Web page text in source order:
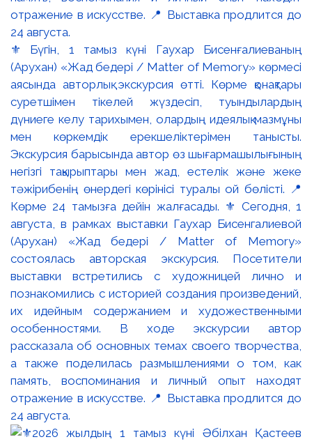
⚜️ Бүгін, 1 тамыз күні Гаухар Бисенғалиеваның
(Арухан) «Жад бедері / Matter of Memory» көрмесі
аясында авторлық экскурсия өтті. Көрме қонақтары
суретшімен тікелей жүздесіп, туындылардың
дүниеге келу тарихымен, олардың идеялық мазмұны
мен көркемдік ерекшеліктерімен танысты.
Экскурсия барысында автор өз шығармашылығының
негізгі тақырыптары мен жад, естелік және жеке
тәжірибенің өнердегі көрінісі туралы ой бөлісті. 📍
Көрме 24 тамызға дейін жалғасады. ⚜️ Сегодня, 1
августа, в рамках выставки Гаухар Бисенгалиевой
(Арухан) «Жад бедері / Matter of Memory»
состоялась авторская экскурсия. Посетители
выставки встретились с художницей лично и
познакомились с историей создания произведений,
их идейным содержанием и художественными
особенностями. В ходе экскурсии автор
рассказала об основных темах своего творчества,
а также поделилась размышлениями о том, как
память, воспоминания и личный опыт находят
отражение в искусстве. 📍 Выставка продлится до
24 августа.